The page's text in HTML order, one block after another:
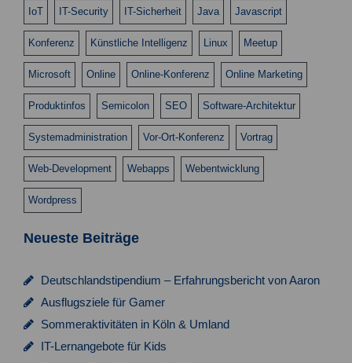
IoT IT-Security IT-Sicherheit Java Javascript
Konferenz Künstliche Intelligenz Linux Meetup
Microsoft Online Online-Konferenz Online Marketing
Produktinfos Semicolon SEO Software-Architektur
Systemadministration Vor-Ort-Konferenz Vortrag
Web-Development Webapps Webentwicklung
Wordpress
Neueste Beiträge
Deutschlandstipendium – Erfahrungsbericht von Aaron
Ausflugsziele für Gamer
Sommeraktivitäten in Köln & Umland
IT-Lernangebote für Kids